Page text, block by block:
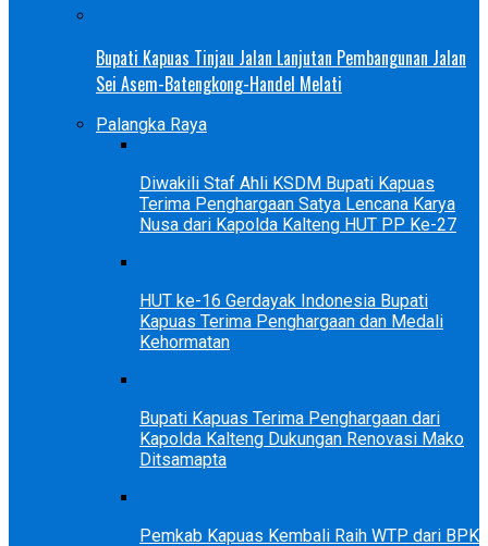
Bupati Kapuas Tinjau Jalan Lanjutan Pembangunan Jalan
Sei Asem-Batengkong-Handel Melati
Palangka Raya
Diwakili Staf Ahli KSDM Bupati Kapuas
Terima Penghargaan Satya Lencana Karya
Nusa dari Kapolda Kalteng HUT PP Ke-27
HUT ke-16 Gerdayak Indonesia Bupati
Kapuas Terima Penghargaan dan Medali
Kehormatan
Bupati Kapuas Terima Penghargaan dari
Kapolda Kalteng Dukungan Renovasi Mako
Ditsamapta
Pemkab Kapuas Kembali Raih WTP dari BPK